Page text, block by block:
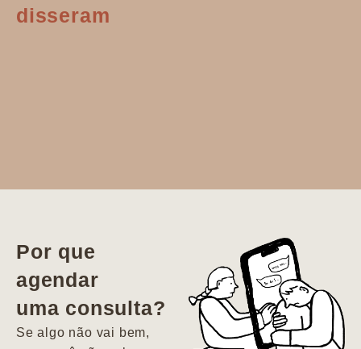
disseram
vida. Ela me
encontrou num
estado misto de
depressão e
agitação com
pensamentos
Por que
agendar
uma consulta?
Se algo não vai bem,